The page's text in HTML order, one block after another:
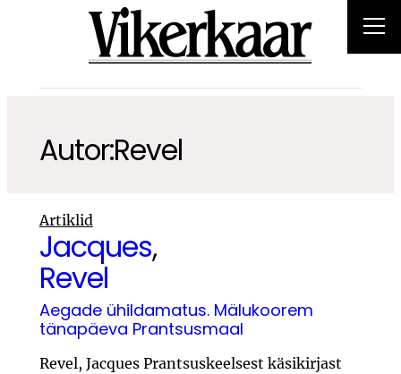
Autor:Revel
Artiklid
Jacques,
Revel
Aegade ühildamatus. Mälukoorem
tänapäeva Prantsusmaal
Revel, Jacques Prantsuskeelsest käsikirjast